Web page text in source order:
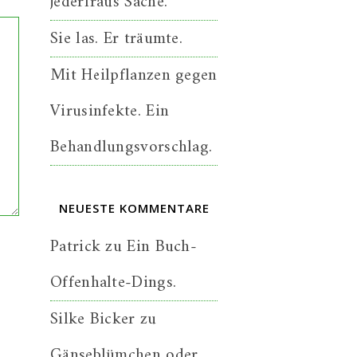
Sie las. Er träumte.
Mit Heilpflanzen gegen
Virusinfekte. Ein
Behandlungsvorschlag.
NEUESTE KOMMENTARE
PatrickzuEin Buch-
Offenhalte-Dings.
Silke Bickerzu